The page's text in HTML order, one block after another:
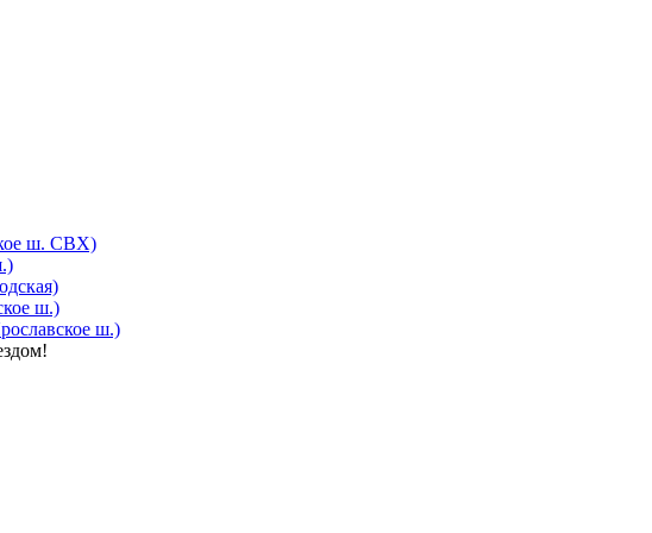
ш. СВХ)
ш.)
ш.)